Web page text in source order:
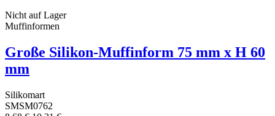
Nicht auf Lager
Muffinformen
Große Silikon-Muffinform 75 mm x H 60
mm
Silikomart
SMSM0762